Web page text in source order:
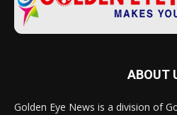
ABOUT
Golden Eye News is a division of